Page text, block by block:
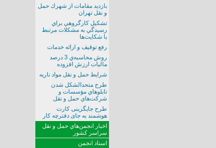
بازديد مقامات از شهرك حمل
و نقل تهران
تشكيل كارگروهي براي
رسيدگي به مشكلات مرتبط
با شكايت‌ها
رفع توقيف و ارائه خدمات
روش محاسبه‌ي 3 درصد
ماليات ارزش افزوده
شرايط حمل و نقل مواد ناريه
طرح متحدالشكل شدن
تابلوهاي مؤسسات و
شركت‌هاي حمل و نقل
طرح جایگزینی کارت
هوشمند به جای دفترچه کار
اخبار انجمن‌هاي حمل و نقل
سراسر كشور
اسناد انجمن